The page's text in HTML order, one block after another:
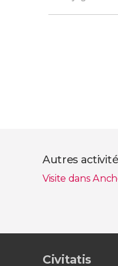
Autres
Visite dans
Civitatis